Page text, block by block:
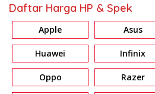
Daftar Harga HP & Spek
Apple Asus
Huawei Infinix
Oppo Razer